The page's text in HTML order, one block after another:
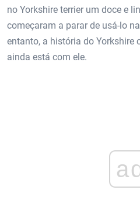
no Yorkshire terrier um doce e
começaram a parar de usá-lo
entanto, a história do Yorkshire
ainda está com ele.